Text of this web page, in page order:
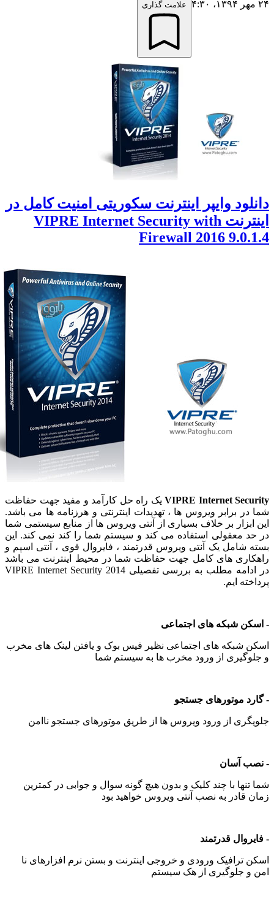
علامت گذاری
وایپر اینترنت سکوریتی امنیت کامل در
اینترنت VIPRE Internet Security with
Firewall 2016
VIPRE Internetیک راه حل کارآمد و مفید جهت حفاظت
برابر ویروس ها ، تهدیدات اینترنتی و هرزنامه ها می باشد.
بر خلاف بسیاری از آنتی ویروس ها از منابع سیستمی شما
معقولی استفاده می کند و سیستم شما را کند نمی کند. این
شامل یک آنتی ویروس قدرتمند ، فایروال قوی ، آنتی اسپم و
های کامل جهت حفاظت شما در محیط اینترنت می باشد
در ادامه مطلب به بررسی تفصیلی VIPRE Internet Security 2014
ایم.
شبکه های اجتماعی
شبکه های اجتماعی نظیر فیس بوک و یافتن لینک های مخرب
از ورود مخرب ها به سیستم شما
موتورهای جستجو
از ورود ویروس ها از طریق موتورهای جستجو ناامن
آسان
با چند کلیک و بدون هیچ گونه سوال و جوابی در کمترین
قادر به نصب آنتی ویروس خواهید بود
قدرتمند
ترافیک ورودی و خروجی اینترنت و بستن نرم افزارهای نا
جلوگیری از هک سیستم